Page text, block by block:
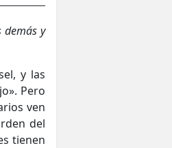
y
y las
Pero
ven
del
tienen